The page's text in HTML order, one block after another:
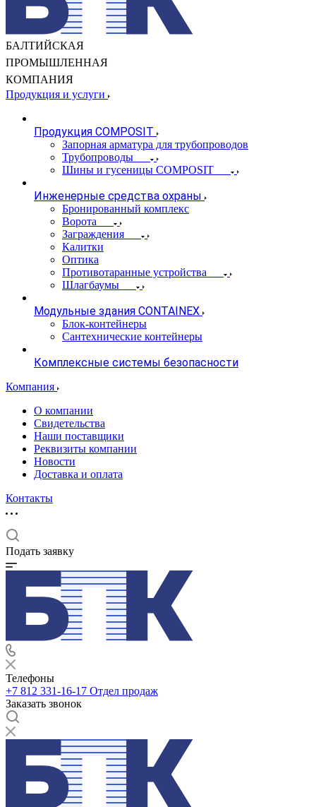
БАЛТИЙСКАЯ
ПРОМЫШЛЕННАЯ
КОМПАНИЯ
Продукция и услуги
Продукция COMPOSIT
Запорная арматура для трубопроводов
Трубопроводы
Шины и гусеницы COMPOSIT
Инженерные средства охраны
Бронированный комплекс
Ворота
Заграждения
Калитки
Оптика
Противотаранные устройства
Шлагбаумы
Модульные здания CONTAINEX
Блок-контейнеры
Сантехнические контейнеры
Комплексные системы безопасности
Компания
О компании
Свидетельства
Наши поставщики
Реквизиты компании
Новости
Доставка и оплата
Контакты
Подать заявку
Телефоны
+7 812 331-16-17 Отдел продаж
Заказать звонок